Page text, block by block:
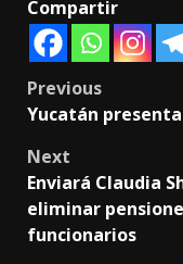
Compartir
Post
navigation
Previous
Yucatán
Next
Enviará Claudia
eliminar
funcionarios